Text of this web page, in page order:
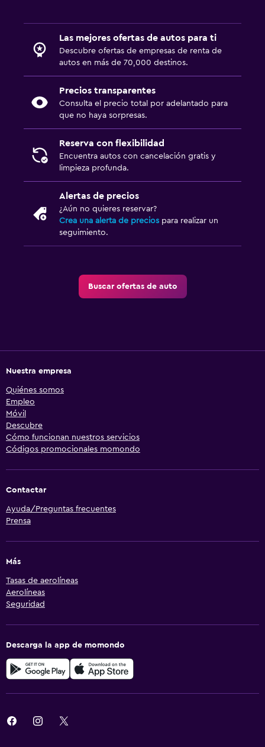
Las mejores ofertas de autos para ti
Descubre ofertas de empresas de renta de
autos en más de 70,000 destinos.
Precios transparentes
Consulta el precio total por adelantado para
que no haya sorpresas.
Reserva con flexibilidad
Encuentra autos con cancelación gratis y
limpieza profunda.
Alertas de precios
¿Aún no quieres reservar?
Crea una alerta de precios para realizar un
seguimiento.
Buscar ofertas de auto
Nuestra empresa
Quiénes somos
Empleo
Móvil
Descubre
Cómo funcionan nuestros servicios
Códigos promocionales momondo
Contactar
Ayuda/Preguntas frecuentes
Prensa
Más
Tasas de aerolíneas
Aerolíneas
Seguridad
Descarga la app de momondo